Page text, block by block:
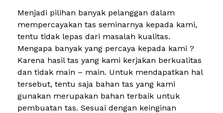
Menjadi pilihan banyak pelanggan dalam
mempercayakan tas seminarnya kepada kami,
tentu tidak lepas dari masalah kualitas.
Mengapa banyak yang percaya kepada kami ?
Karena hasil tas yang kami kerjakan berkualitas
dan tidak main – main. Untuk mendapatkan hal
tersebut, tentu saja bahan tas yang kami
gunakan merupakan bahan terbaik untuk
pembuatan tas. Sesuai dengan keinginan